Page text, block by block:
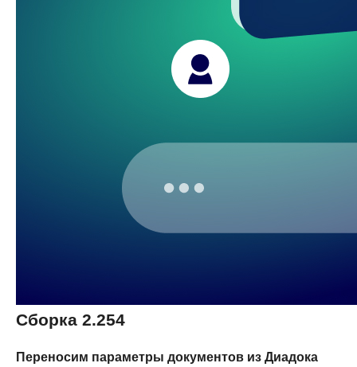
Сборка 2.254
Переносим параметры документов из Диадока